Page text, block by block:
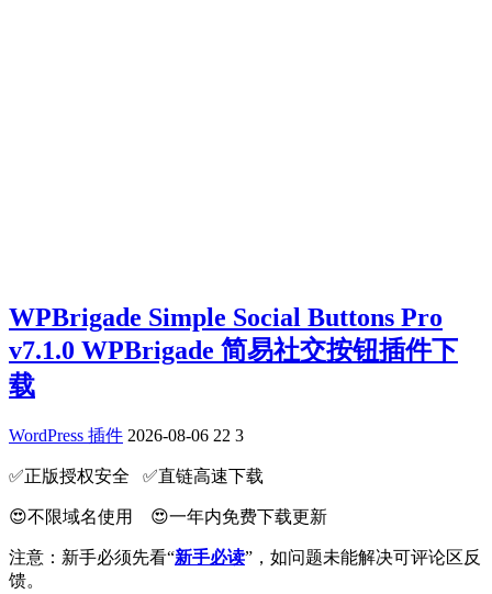
WPBrigade Simple Social Buttons Pro
v7.1.0 WPBrigade 简易社交按钮插件下
载
WordPress 插件 2026-08-06 22 3
✅️正版授权安全 ✅️直链高速下载
😍不限域名使用 😍一年内免费下载更新
注意：新手必须先看“新手必读”，如问题未能解决可评论区反
馈。